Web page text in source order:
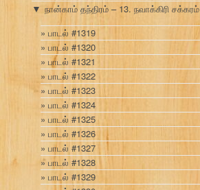
▼ நான்காம் தந்திரம் – 13. நவாக்கிரி சக்கரம்
பாடல் #1319
பாடல் #1320
பாடல் #1321
பாடல் #1322
பாடல் #1323
பாடல் #1324
பாடல் #1325
பாடல் #1326
பாடல் #1327
பாடல் #1328
பாடல் #1329